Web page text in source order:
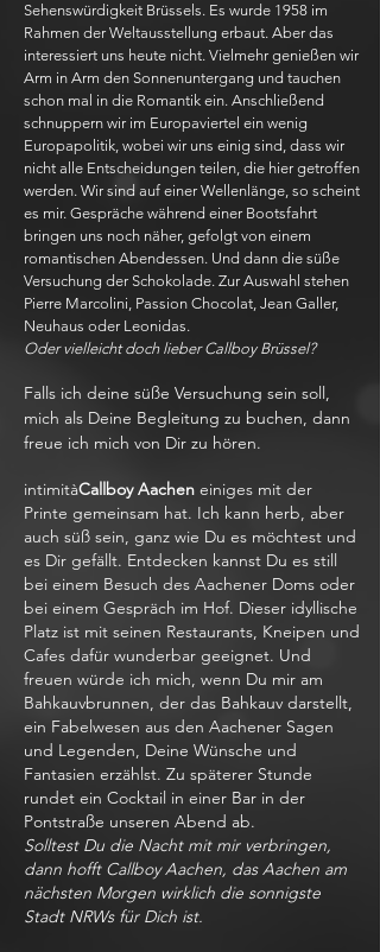
Sehenswürdigkeit Brüssels. Es wurde 1958 im
Rahmen der Weltausstellung erbaut. Aber das
interessiert uns heute nicht. Vielmehr genießen wir
Arm in Arm den Sonnenuntergang und tauchen
schon mal in die Romantik ein. Anschließend
schnuppern wir im Europaviertel ein wenig
Europapolitik, wobei wir uns einig sind, dass wir
nicht alle Entscheidungen teilen, die hier getroffen
werden. Wir sind auf einer Wellenlänge, so scheint
es mir. Gespräche während einer Bootsfahrt
bringen uns noch näher, gefolgt von einem
romantischen Abendessen. Und dann die süße
Versuchung der Schokolade. Zur Auswahl stehen
Pierre Marcolini, Passion Chocolat, Jean Galler,
Neuhaus oder Leonidas.
Oder vielleicht doch lieber Callboy Brüssel?
Falls ich deine süße Versuchung sein soll,
mich als Deine Begleitung zu buchen, dann
freue ich mich von Dir zu hören.
intimitàCallboy Aachen einiges mit der
Printe gemeinsam hat. Ich kann herb, aber
auch süß sein, ganz wie Du es möchtest und
es Dir gefällt. Entdecken kannst Du es still
bei einem Besuch des Aachener Doms oder
bei einem Gespräch im Hof. Dieser idyllische
Platz ist mit seinen Restaurants, Kneipen und
Cafes dafür wunderbar geeignet. Und
freuen würde ich mich, wenn Du mir am
Bahkauvbrunnen, der das Bahkauv darstellt,
ein Fabelwesen aus den Aachener Sagen
und Legenden, Deine Wünsche und
Fantasien erzählst. Zu späterer Stunde
rundet ein Cocktail in einer Bar in der
Pontstraße unseren Abend ab.
Solltest Du die Nacht mit mir verbringen,
dann hofft Callboy Aachen, das Aachen am
nächsten Morgen wirklich die sonnigste
Stadt NRWs für Dich ist.